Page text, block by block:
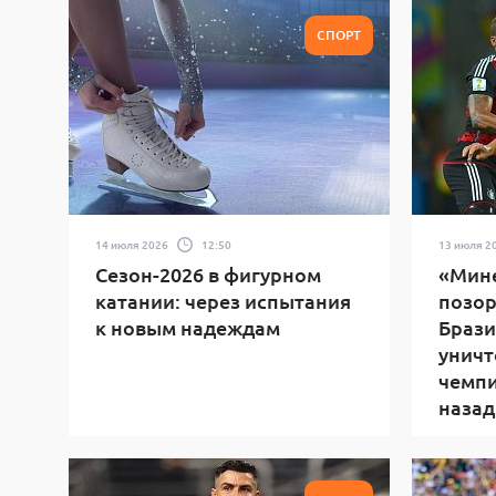
СПОРТ
14 июля 2026 12:50
Сезон-2026 в фигурном
катании: через испытания
к новым надеждам
13 июля
назад